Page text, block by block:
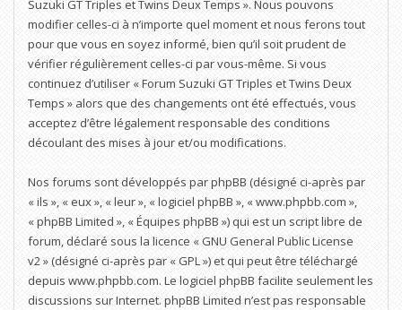
Suzuki GT Triples et Twins Deux Temps ». Nous pouvons
modifier celles-ci à n’importe quel moment et nous ferons tout
pour que vous en soyez informé, bien qu’il soit prudent de
vérifier régulièrement celles-ci par vous-même. Si vous
continuez d’utiliser « Forum Suzuki GT Triples et Twins Deux
Temps » alors que des changements ont été effectués, vous
acceptez d’être légalement responsable des conditions
découlant des mises à jour et/ou modifications.
Nos forums sont développés par phpBB (désigné ci-après par
« ils », « eux », « leur », « logiciel phpBB », « www.phpbb.com »,
« phpBB Limited », « Équipes phpBB ») qui est un script libre de
forum, déclaré sous la licence «GNU General Public License
v2» (désigné ci-après par « GPL ») et qui peut être téléchargé
depuis www.phpbb.com. Le logiciel phpBB facilite seulement les
discussions sur Internet. phpBB Limited n’est pas responsable